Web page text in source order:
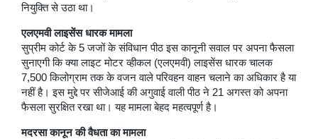
नियुक्ति से उठा था।
एलएमवी लाइसेंस धारक मामला
सुप्रीम कोर्ट के 5 जजों के संविधान पीठ इस कानूनी सवाल पर अपना फैसला
सुनाएगी कि क्या लाइट मोटर व्हीकल (एलएमवी) लाइसेंस धारक चालक
7,500 किलोग्राम तक के वजन वाले परिवहन वाहन चलाने का अधिकार है या
नहीं है। इस मुद्दे पर सीजेआई की अगुवाई वाली पीठ ने 21 अगस्त को अपना
फैसला सुरक्षित रखा था। यह मामला बेहद महत्वपूर्ण है।
मदरसा कानून की वैधता का मामला